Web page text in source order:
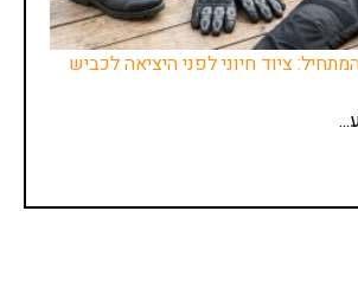
ציוד חיוני לפני היציאה לכביש